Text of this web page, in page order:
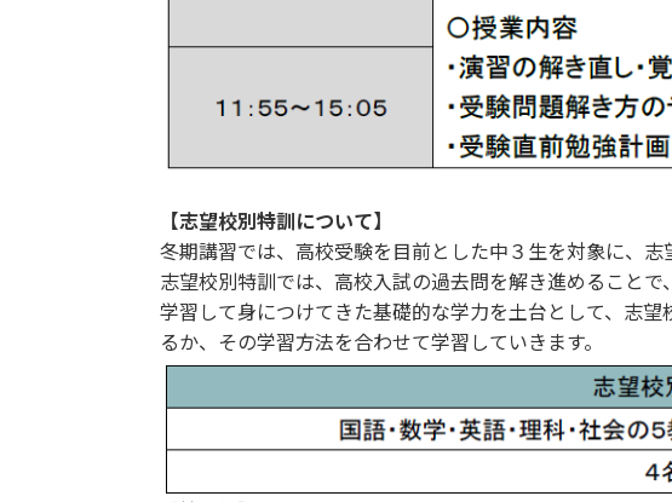
【志望校別特訓について】
冬期講習では、高校受験を目前とした中３生を対象に、志
志望校別特訓では、高校入試の過去問を解き進めること
学習して身につけてきた基礎的な学力を土台として、志
るか、その学習方法を合わせて学習していきます。